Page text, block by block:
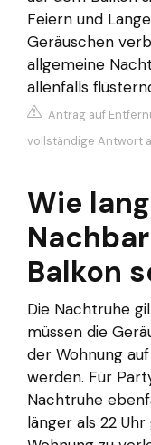
Feiern und
Geräuschen
allgemeine
allenfalls
Antrag auf
vollständige Antwort
Wie
Balkon
Die Nachtruhe
müssen die
der Wohnung
werden. Für
Nachtruhe
länger als 22